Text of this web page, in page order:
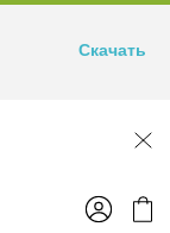
Скачать